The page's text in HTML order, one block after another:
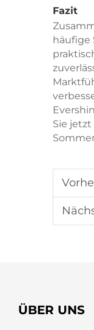
Fazit
häufige
Sie
ÜBER UNS